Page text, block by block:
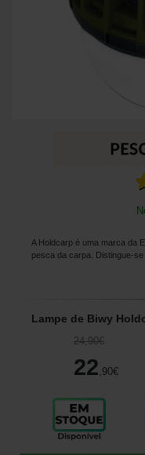
A Holdcarp é uma marca da
pesca da carpa. Distingue-
Lampe de Biwy
24,90€
22 ,90€